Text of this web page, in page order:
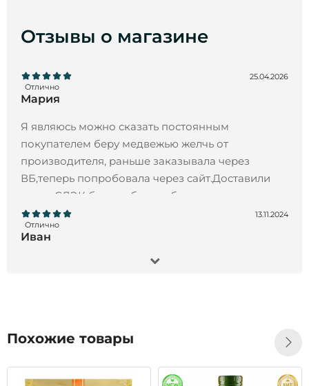
Отзывы о магазине
Отлично
25.04.2026
Мария
Я являюсь можно сказать постоянным
покупателем беру медвежью желчь от
производителя, раньше заказывала через
ВБ,теперь попробовала через сайт.Доставили
через СДЭК без проблем и быстро.
Отлично
13.11.2024
Иван
Заказал Черный орех экстракт, 200 мл- все
Похожие товары